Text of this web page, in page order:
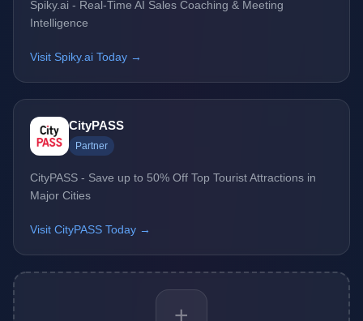
Spiky.ai - Real-Time AI Sales Coaching & Meeting
Intelligence
Visit Spiky.ai Today →
CityPASS
Partner
CityPASS - Save up to 50% Off Top Tourist Attractions in
Major Cities
Visit CityPASS Today →
+